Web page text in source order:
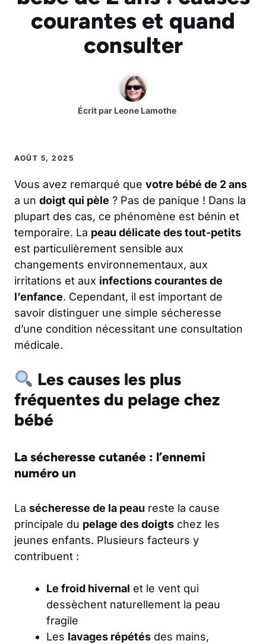
courantes et quand
consulter
Écrit par Leone Lamothe
AOÛT 5, 2025
Vous avez remarqué que votre bébé de 2 ans
a un doigt qui pèle ? Pas de panique ! Dans la
plupart des cas, ce phénomène est bénin et
temporaire. La peau délicate des tout-petits
est particulièrement sensible aux
changements environnementaux, aux
irritations et aux infections courantes de
l’enfance. Cependant, il est important de
savoir distinguer une simple sécheresse
d’une condition nécessitant une consultation
médicale.
Les causes les plus
fréquentes du pelage chez
bébé
La sécheresse cutanée : l’ennemi
numéro un
La sécheresse de la peau reste la cause
principale du pelage des doigts chez les
jeunes enfants. Plusieurs facteurs y
contribuent :
Le froid hivernal et le vent qui
dessèchent naturellement la peau
fragile
Les lavages répétés des mains,